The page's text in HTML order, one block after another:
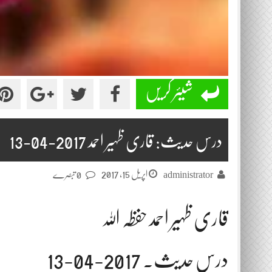
شیئر کریں
درس حدیث: قاری ظہیر احمد 2017-04-13
administrator اپریل 15, 2017
قاری ظہیر احمد حفظہ اللہ
درس حدیث. 2017-04-13